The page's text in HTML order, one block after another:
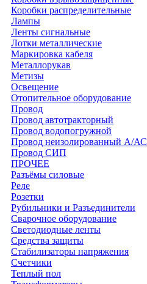
Коробки распределительные
Лампы
Ленты сигнальные
Лотки металлические
Маркировка кабеля
Металлорукав
Метизы
Освещение
Отопительное оборудование
Провод
Провод автотракторный
Провод водопогружной
Провод неизолированный А/АС
Провод СИП
ПРОЧЕЕ
Разъёмы силовые
Реле
Розетки
Рубильники и Разъединители
Сварочное оборудование
Светодиодные ленты
Средства защиты
Стабилизаторы напряжения
Счетчики
Теплый пол